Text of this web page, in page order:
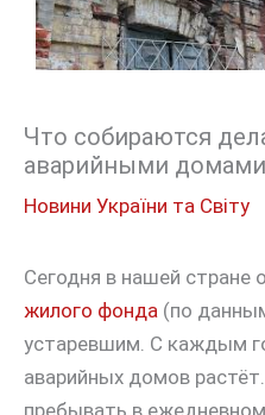
Что собираются
аварийными домами
Новини України та Світу
Сегодня в нашей стране
жилого фонда (по
устаревшим. С каждым
аварийных домов